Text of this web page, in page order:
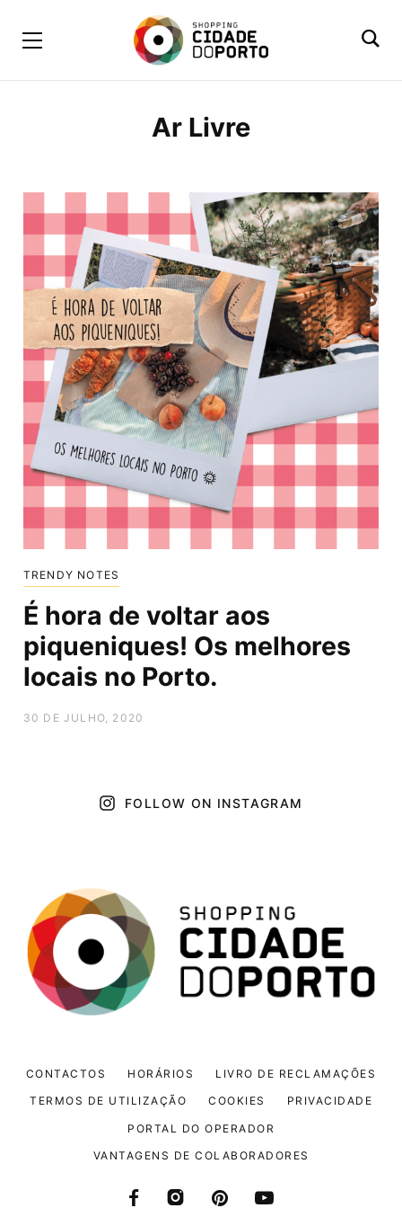
Ar Livre
TRENDY NOTES
É hora de voltar aos
piqueniques! Os melhores
locais no Porto.
30 DE JULHO, 2020
FOLLOW ON INSTAGRAM
CONTACTOS HORÁRIOS LIVRO DE RECLAMAÇÕES
TERMOS DE UTILIZAÇÃO COOKIES PRIVACIDADE
PORTAL DO OPERADOR
VANTAGENS DE COLABORADORES